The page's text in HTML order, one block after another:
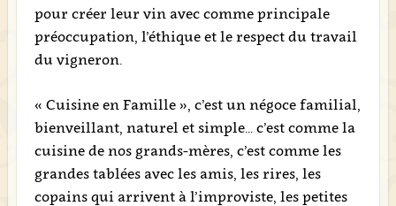
pour créer leur vin avec comme principale
préoccupation, l’éthique et le respect du travail
du vigneron.
« Cuisine en Famille », c’est un négoce familial,
bienveillant, naturel et simple… c’est comme la
cuisine de nos grands-mères, c’est comme les
grandes tablées avec les amis, les rires, les
copains qui arrivent à l’improviste, les petites